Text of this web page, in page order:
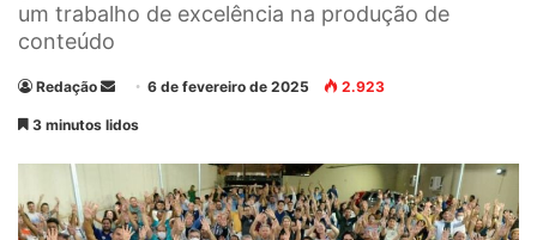
um trabalho de excelência na produção de
conteúdo
Redação
a
e
u
6 de fevereiro de 2025 2.923
3 minutos lidos